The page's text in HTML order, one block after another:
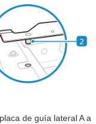
de guía lateral A a